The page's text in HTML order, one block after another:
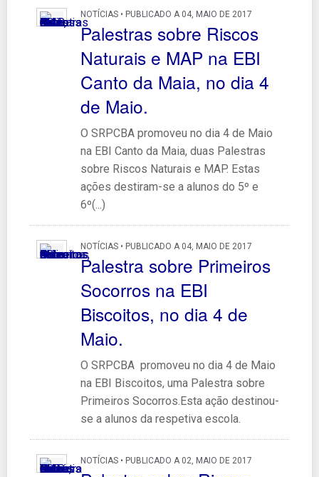
NOTÍCIAS • PUBLICADO A 04, MAIO DE 2017
Palestras sobre Riscos
Naturais e MAP na EBI
Canto da Maia, no dia 4
de Maio.
O SRPCBA promoveu no dia 4 de Maio
na EBI Canto da Maia, duas Palestras
sobre Riscos Naturais e MAP. Estas
ações destiram-se a alunos do 5º e
6º(...)
NOTÍCIAS • PUBLICADO A 04, MAIO DE 2017
Palestra sobre Primeiros
Socorros na EBI
Biscoitos, no dia 4 de
Maio.
O SRPCBA promoveu no dia 4 de Maio
na EBI Biscoitos, uma Palestra sobre
Primeiros Socorros.Esta ação destinou-
se a alunos da respetiva escola.
NOTÍCIAS • PUBLICADO A 02, MAIO DE 2017